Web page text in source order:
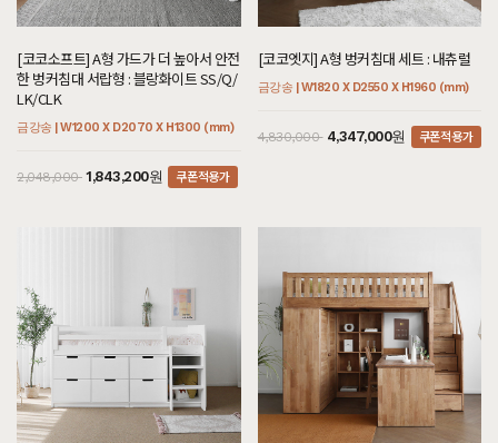
[코코소프트] A형 가드가 더 높아서 안전
한 벙커침대 서랍형 : 블랑화이트 SS/Q/
LK/CLK
금강송 | W1200 X D2070 X H1300 (mm)
2,048,000 1,843,200원 쿠폰적용가
[코코엣지] A형 벙커침대 세트 : 내츄럴
금강송 | W1820 X D2550 X H1960 (mm)
4,830,000 4,347,000원 쿠폰적용가